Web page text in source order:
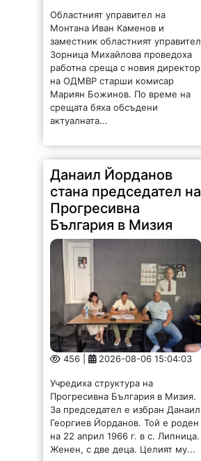
Областният управител на
Монтана Иван Каменов и
заместник областният управител
Зорница Михайлова проведоха
работна среща с новия директор
на ОДМВР старши комисар
Мариян Божинов. По време на
срещата бяха обсъдени
актуалната...
Данаил Йорданов
стана председател на
Прогресивна
България в Мизия
456 | 2026-08-06 15:04:03
Учредиха структура на
Прогресивна България в Мизия.
За председател е избран Данаил
Георгиев Йорданов. Той е роден
на 22 април 1966 г. в с. Липница.
Женен, с две деца. Целият му...